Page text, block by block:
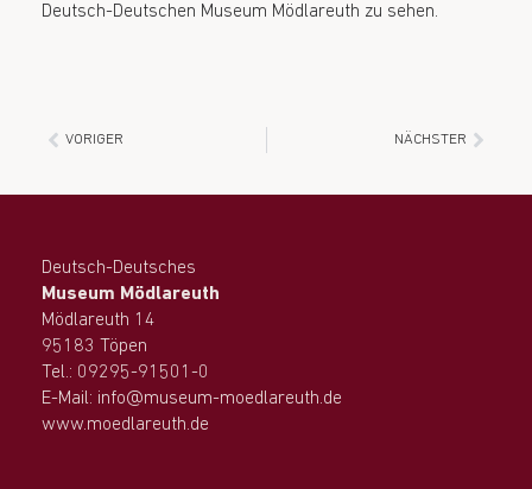
Deutsch-Deutschen Museum Mödlareuth zu sehen.
VORIGER NÄCHSTER
Deutsch-Deutsches
Museum Mödlareuth
Mödlareuth 14
95183 Töpen
Tel.: 09295-91501-0
E-Mail: info@museum-moedlareuth.de
www.moedlareuth.de